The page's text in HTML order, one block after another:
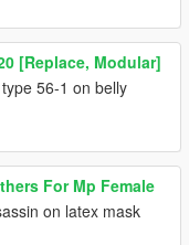
[Replace, Modular]
56-1 on belly
For Mp Female
on latex mask